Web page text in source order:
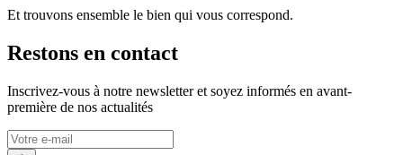
Et trouvons ensemble le bien qui vous correspond.
Restons en contact
Inscrivez-vous à notre newsletter et soyez informés en avant-
première de nos actualités